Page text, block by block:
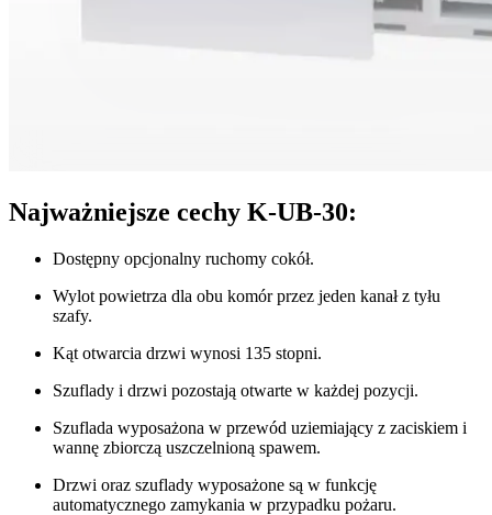
Najważniejsze cechy K-UB-30:
Dostępny opcjonalny ruchomy cokół.
Wylot powietrza dla obu komór przez jeden kanał z tyłu
szafy.
Kąt otwarcia drzwi wynosi 135 stopni.
Szuflady i drzwi pozostają otwarte w każdej pozycji.
Szuflada wyposażona w przewód uziemiający z zaciskiem i
wannę zbiorczą uszczelnioną spawem.
Drzwi oraz szuflady wyposażone są w funkcję
automatycznego zamykania w przypadku pożaru.